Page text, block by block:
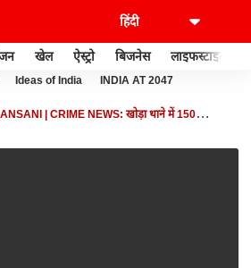
खेल ऐस्ट्रो बिजनेस लाइफस्टाइल
Ideas of India INDIA AT 2047
| CRIME NEWS: खोड़ा थाने में 150